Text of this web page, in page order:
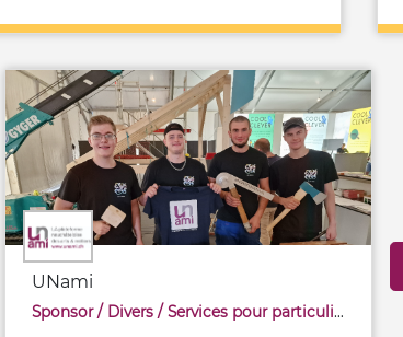
UNami
Sponsor/ Divers / Services pour particuliers (autres)